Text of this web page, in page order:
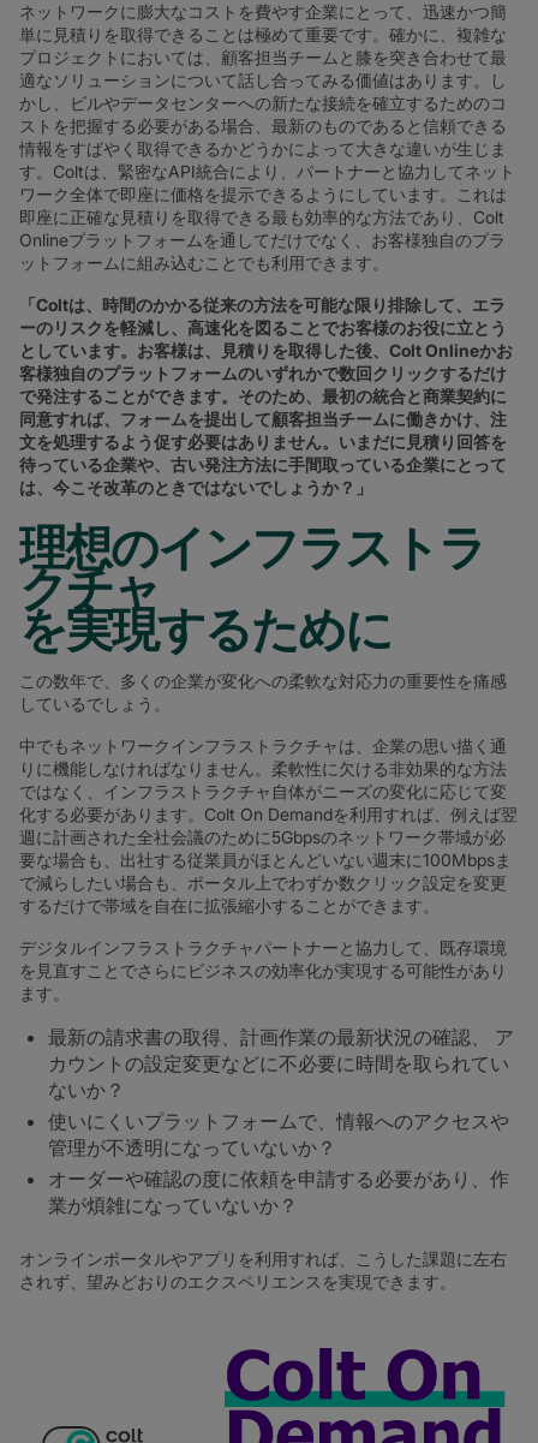
ネットワークに膨大なコストを費やす企業にとって、迅速かつ簡
単に見積りを取得できることは極めて重要です。確かに、複雑な
プロジェクトにおいては、顧客担当チームと膝を突き合わせて最
適なソリューションについて話し合ってみる価値はあります。し
かし、ビルやデータセンターへの新たな接続を確立するためのコ
ストを把握する必要がある場合、最新のものであると信頼できる
情報をすばやく取得できるかどうかによって大きな違いが生じま
す。Coltは、緊密なAPI統合により、パートナーと協力してネット
ワーク全体で即座に価格を提示できるようにしています。これは
即座に正確な見積りを取得できる最も効率的な方法であり、Colt
Onlineプラットフォームを通してだけでなく、お客様独自のプラ
ットフォームに組み込むことでも利用できます。
「Coltは、時間のかかる従来の方法を可能な限り排除して、エラ
ーのリスクを軽減し、高速化を図ることでお客様のお役に立とう
としています。お客様は、見積りを取得した後、 Colt Onlineかお
客様独自のプラットフォームのいずれかで数回クリックするだけ
で発注することができます。そのため、最初の統合と商業契約に
同意すれば、フォームを提出して顧客担当チームに働きかけ、注
文を処理するよう促す必要はありません。いまだに見積り回答を
待っている企業や、古い発注方法に手間取っている企業にとって
は、今こそ改革のときではないでしょうか？」
理想のインフラストラ
クチャ
を実現するために
この数年で、多くの企業が変化への柔軟な対応力の重要性を痛感
しているでしょう。
中でもネットワークインフラストラクチャは、企業の思い描く通
りに機能しなければなりません。柔軟性に欠ける非効果的な方法
ではなく、インフラストラクチャ自体がニーズの変化に応じて変
化する必要があります。Colt On Demandを利用すれば、例えば翌
週に計画された全社会議のために5Gbpsのネットワーク帯域が必
要な場合も、出社する従業員がほとんどいない週末に100Mbpsま
で減らしたい場合も、ポータル上でわずか数クリック設定を変更
するだけで帯域を自在に拡張縮小することができます。
デジタルインフラストラクチャパートナーと協力して、既存環境
を見直すことでさらにビジネスの効率化が実現する可能性があり
ます。
最新の請求書の取得、計画作業の最新状況の確認、 ア
カウントの設定変更などに不必要に時間を取られてい
ないか？
使いにくいプラットフォームで、情報へのアクセスや
管理が不透明になっていないか？
オーダーや確認の度に依頼を申請する必要があり、作
業が煩雑になっていないか？
オンラインポータルやアプリを利用すれば、こうした課題に左右
されず、望みどおりのエクスペリエンスを実現できます。